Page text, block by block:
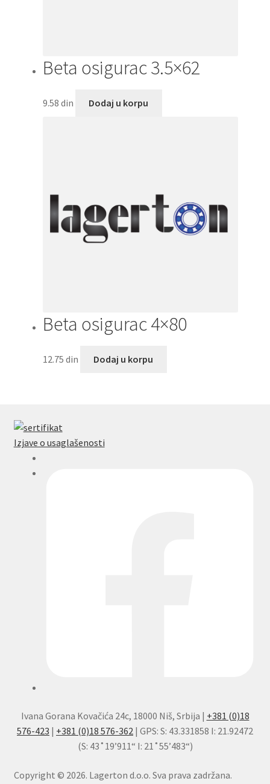
Beta osigurac 3.5×62
9.58 din Dodaj u korpu
Beta osigurac 4×80
12.75 din Dodaj u korpu
Izjave o usaglašenosti
Ivana Gorana Kovačića 24c, 18000 Niš, Srbija | +381 (0)18
576-423 | +381 (0)18 576-362 | GPS: S: 43.331858 I: 21.92472
(S: 43˚19’911“ I: 21˚55’483“)
Copyright © 2026. Lagerton d.o.o. Sva prava zadržana.